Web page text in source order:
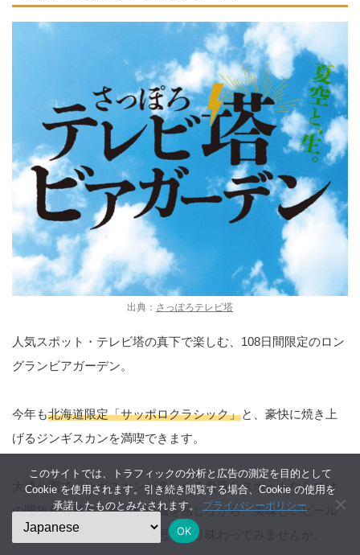
出典： さっぽろテレビ塔
人気スポット・テレビ塔の真下で楽しむ、108日間限定のロン
グランビアガーデン。
今年も北海道限定「サッポロクラシック」と、豪快に焼き上
げるジンギスカンを満喫できます。
大通公園でジンギスカンが楽しめる貴重なスポットならでは
の開放感も魅力。爽やかな風を感じながら、美味しいビール
とともに北海道の短い夏を思いきり味わってみませんか。
このサイトでは、トラフィックの分析と広告の測定を目的として
Cookie を使用されます。引き続き閲覧する場合、Cookie の使用を
承諾したものとみなされます。 プライバシーポリシー
OK